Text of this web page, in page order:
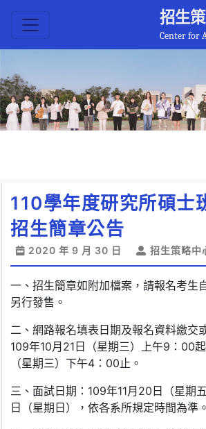
招生
Center for
110學年度研究所碩士
招生簡章公告
2020 年 9 月 30 日 招生策略中
一、招生簡章如附加檔案，請報名考生
另行發售。
二、網路報名填表日期及報名資料繳交
109年10月21日（星期三）上午9：00起
（星期三）下午4：00止。
三、面試日期：109年11月20日（星期
日（星期日），依各系所規定時間為準。